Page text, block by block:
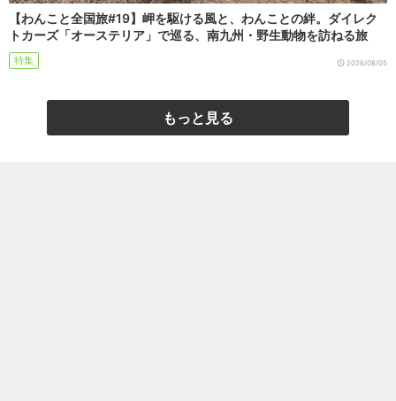
【わんこと全国旅#19】岬を駆ける風と、わんことの絆。ダイレク
トカーズ「オーステリア」で巡る、南九州・野生動物を訪ねる旅
特集 2026/08/05
もっと見る